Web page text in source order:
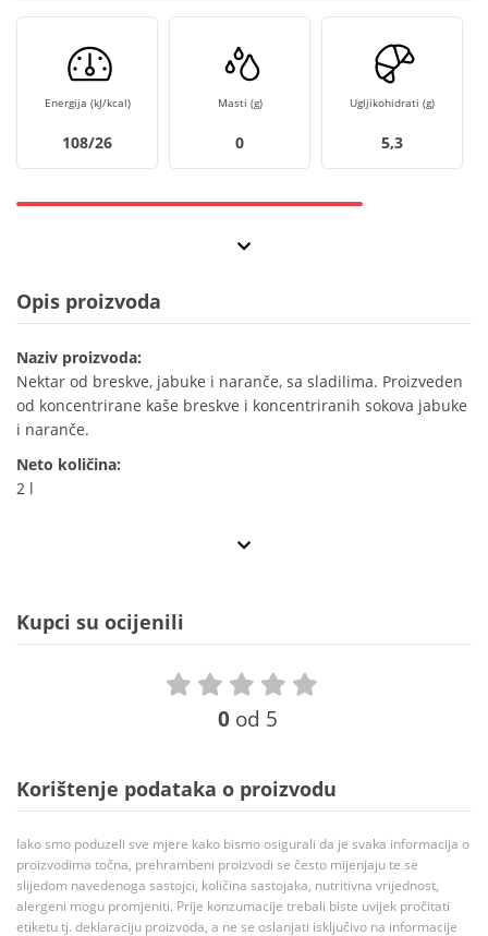
Energija (kJ/kcal)
108/26
Masti (g)
0
Ugljikohidrati (g)
5,3
Opis proizvoda
Naziv proizvoda:
Nektar od breskve, jabuke i naranče, sa sladilima. Proizveden
od koncentrirane kaše breskve i koncentriranih sokova jabuke
i naranče.
Neto količina:
2 l
Kupci su ocijenili
0 od 5
Korištenje podataka o proizvodu
Iako smo poduzeli sve mjere kako bismo osigurali da je svaka informacija o
proizvodima točna, prehrambeni proizvodi se često mijenjaju te se
slijedom navedenoga sastojci, količina sastojaka, nutritivna vrijednost,
alergeni mogu promjeniti. Prije konzumacije trebali biste uvijek pročitati
etiketu tj. deklaraciju proizvoda, a ne se oslanjati isključivo na informacije